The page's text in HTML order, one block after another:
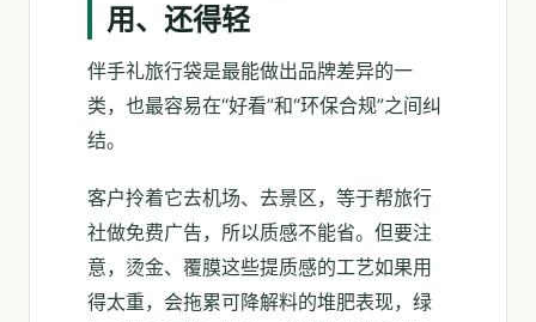
用、还得轻
伴手礼旅行袋是最能做出品牌差异的一
类，也最容易在“好看”和“环保合规”之间纠
结。
客户拎着它去机场、去景区，等于帮旅行
社做免费广告，所以质感不能省。但要注
意，烫金、覆膜这些提质感的工艺如果用
得太重，会拖累可降解料的堆肥表现，绿